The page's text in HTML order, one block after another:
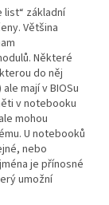
základní
Většina
Některé
do něj
mají v BIOSu
v notebooku
mohou
U notebooků
nebo
je přínosné
umožní